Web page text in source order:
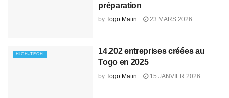
préparation
by Togo Matin 23 MARS 2026
HIGH-TECH
14.202 entreprises créées au
Togo en 2025
by Togo Matin 15 JANVIER 2026